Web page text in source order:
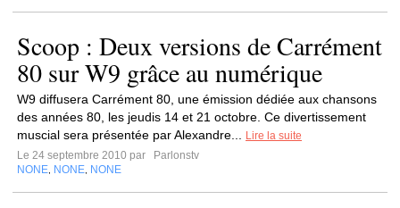
Scoop : Deux versions de Carrément
80 sur W9 grâce au numérique
W9 diffusera Carrément 80, une émission dédiée aux chansons
des années 80, les jeudis 14 et 21 octobre. Ce divertissement
muscial sera présentée par Alexandre...
Lire la suite
Le 24 septembre 2010 par
Parlonstv
NONE NONE NONE